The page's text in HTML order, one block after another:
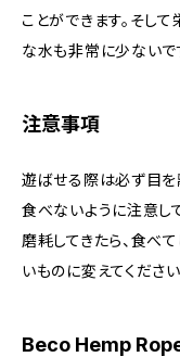
ことができます。そし
な水も非常に少ないで
注意事項
遊ばせる際は必ず目を
食べないように注意し
磨耗してきたら、食べ
いものに変えてください
Beco Hemp